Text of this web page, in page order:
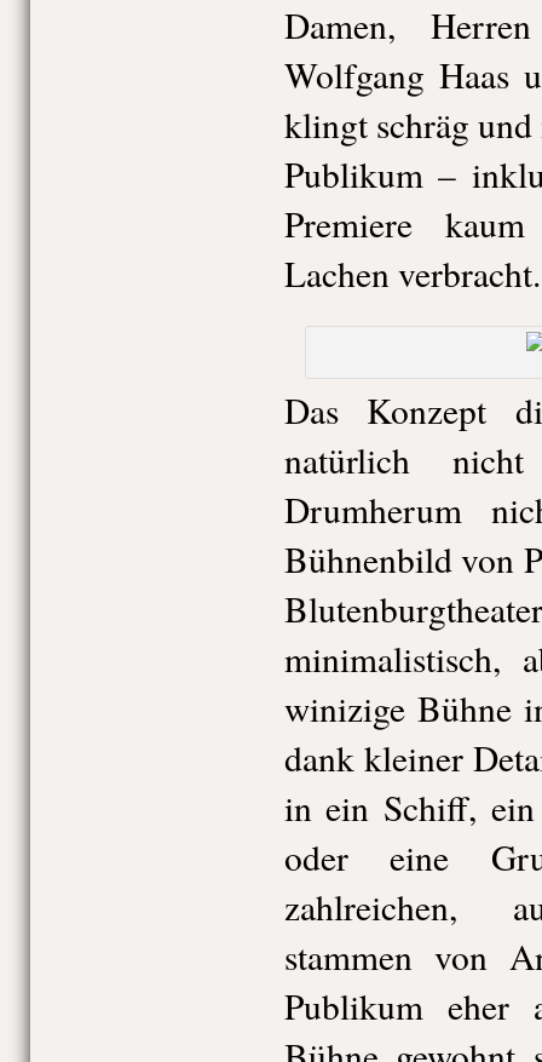
Damen,
Wolfgang Haas
klingt schräg und
Publikum –
Premiere
Lachen verbracht.
Das Konzept
natürlich
Drumherum
Bühnenbild von
minimalistisch,
winizige Bühne
dank kleiner
in ein Schiff,
oder eine
zahlreichen,
stammen von
Publikum eher